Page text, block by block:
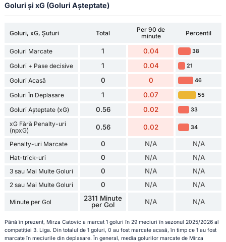
Goluri și xG (Goluri Așteptate)
Goluri, xG, Șuturi Total
Per 90 de
minute
Percentil
Goluri Marcate 1 0.04 38
Goluri + Pase decisive 1 0.04 21
Goluri Acasă 0 0 46
Goluri În Deplasare 1 0.07 55
Goluri Așteptate (xG) 0.56 0.02 33
xG Fără Penalty-uri
(npxG)
0.56 0.02 34
Penalty-uri Marcate 0 N/A N/A
Hat-trick-uri 0 N/A N/A
3 sau Mai Multe Goluri 0 N/A N/A
2 sau Mai Multe Goluri 0 N/A N/A
Minute per Gol
2311 Minute
per Gol
N/A N/A
Până în prezent, Mirza Catovic a marcat 1 goluri în 29 meciuri în sezonul 2025/2026 al
competiției 3. Liga. Din totalul de 1 goluri, 0 au fost marcate acasă, în timp ce 1 au fost
marcate în meciurile din deplasare. În general, media golurilor marcate de Mirza